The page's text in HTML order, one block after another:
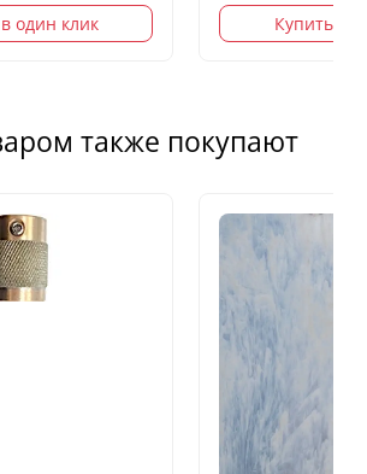
один клик Купить в
также покупают